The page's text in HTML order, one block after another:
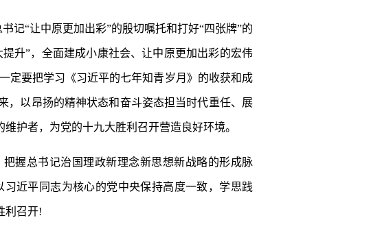
记“让中原更加出彩”的殷切嘱托和打好“四张牌”的
升”，全面建成小康社会、让中原更加出彩的宏伟
定要把学习《习近平的七年知青岁月》的收获和成
，以昂扬的精神状态和奋斗姿态担当时代重任、展
护者，为党的十九大胜利召开营造良好环境。
握总书记治国理政新理念新思想新战略的形成脉
近平同志为核心的党中央保持高度一致，学思践
利召开!